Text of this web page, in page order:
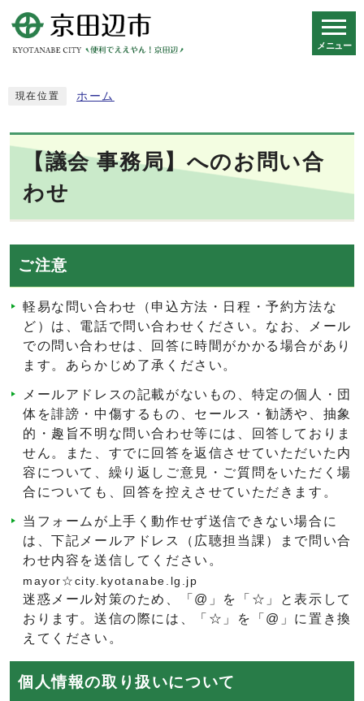
メニュー
現在位置 ホーム
【議会 事務局】へのお問い合
わせ
ご注意
軽易な問い合わせ（申込方法・日程・予約方法な
ど）は、電話で問い合わせください。なお、メール
での問い合わせは、回答に時間がかかる場合があり
ます。あらかじめ了承ください。
メールアドレスの記載がないもの、特定の個人・団
体を誹謗・中傷するもの、セールス・勧誘や、抽象
的・趣旨不明な問い合わせ等には、回答しておりま
せん。また、すでに回答を返信させていただいた内
容について、繰り返しご意見・ご質問をいただく場
合についても、回答を控えさせていただきます。
当フォームが上手く動作せず送信できない場合に
は、下記メールアドレス（広聴担当課）まで問い合
わせ内容を送信してください。
mayor☆city.kyotanabe.lg.jp
迷惑メール対策のため、「@」を「☆」と表示して
おります。送信の際には、「☆」を「@」に置き換
えてください。
個人情報の取り扱いについて